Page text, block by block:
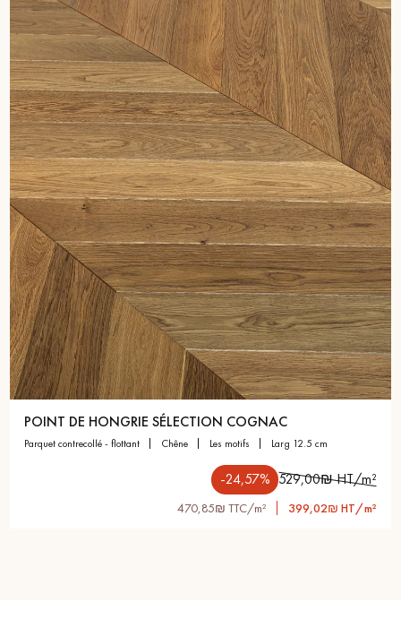
POINT DE HONGRIE SÉLECTION COGNAC
parquet contrecollé - flottant chêne les motifs larg 12.5 cm
-24,57% 529,00₪ HT/m²
470,85₪ TTC/m² 399,02₪ HT/m²